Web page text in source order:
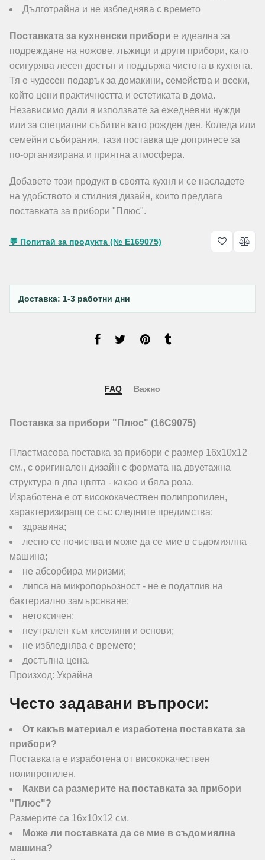
Дълготрайна и не избледнява с времето
Поставката за кухненски прибори е идеална за
подреждане на ножове, лъжици и други прибори, като
осигурява лесен достъп и поддържа чистота в кухнята.
Тя е чудесен подарък за домакини, семейства и всеки,
който цени практичността и естетиката в дома.
Независимо дали я използвате за ежедневни нужди
или за специални събития като рожден ден, Коледа или
семейни събирания, тази поставка ще допринесе за
по-организирана и приятна атмосфера.
Добавете този продукт в своята кухня и се насладете
на удобството и стилния дизайн, които предлага
поставката за прибори "Плюс".
💬 Попитай за продукта (№ E169075)
Доставка: 1-3 работни дни
FAQ Важно
Поставка за прибори "Плюс" (16C9075)
Пластмасова поставка за прибори с размер 16х10х12
см., с оригинален дизайн с формата на двуетажна
структура в два цвята - какао и бяла роза.
Изработена е от висококачествен полипропилен,
характеризиращ се със следните предимства:
здравина;
лесно се почиства и може да се мие в съдомиялна
машина;
не абсорбира миризми;
липса на микропорьозност - не е податлив на
бактериално замърсяване;
нетоксичен;
неутрален към киселини и основи;
не избледнява с времето;
достъпна цена.
Произход: Украйна
Често задавани въпроси:
От какъв материал е изработена поставката за
прибори?
Поставката е изработена от висококачествен
полипропилен.
Какви са размерите на поставката за прибори
"Плюс"?
Размерите са 16х10х12 см.
Може ли поставката да се мие в съдомиялна
машина?